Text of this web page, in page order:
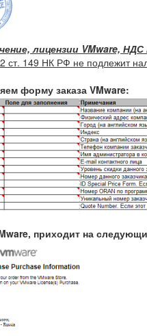
лицензии VMware,
2 ст. 149 НК РФ не подлежит
форму заказа VMware:
приходит на